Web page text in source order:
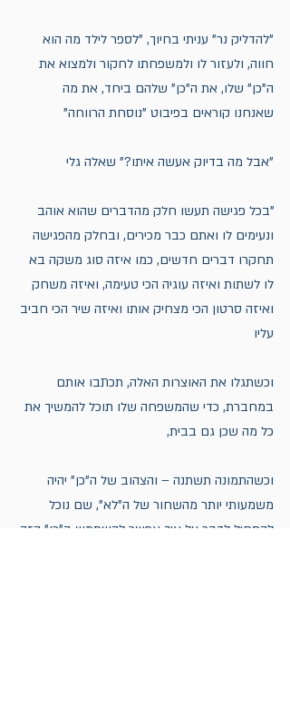
"להדליק נר" עניתי בחיוך, "לספר לילד מה הוא
חווה, ולעזור לו ולמשפחתו לחקור ולמצוא את
ה"כן" שלו, את ה"כן" שלהם ביחד, את מה
שאנחנו קוראים בפיבוט "נוסחת הרווחה"
"אבל מה בדיוק אעשה איתו?" שאלה גלי
"בכל פגישה תעשו חלק מהדברים שהוא אוהב
ונעימים לו ואתם כבר מכירים, ובחלק מהפגישה
תחקרו דברים חדשים, כמו איזה סוג משקה בא
לו לשתות ואיזה עוגיה הכי טעימה, ואיזה משחק
ואיזה סרטון הכי מצחיק אותו ואיזה שיר הכי חביב
עליו
וכשתגלו את האוצרות האלה, תכתבו אותם
במחברת, כדי שהמשפחה שלו תוכל להמשיך את
כל מה שכן גם בבית,
וכשהתמונה תשתנה – והצהוב של ה"כן" יהיה
משמעותי יותר מהשחור של ה"לא", שם נוכל
להתחיל לדבר על איך אפשר להשתמש ב"כן" הזה